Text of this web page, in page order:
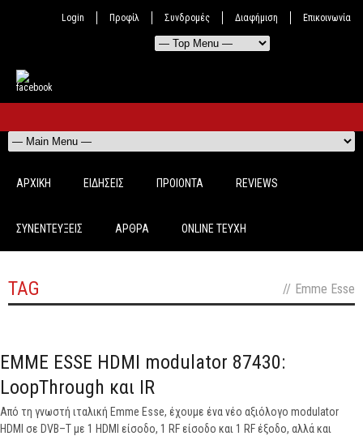
Login Προφίλ Συνδρομές Διαφήμιση Επικοινωνία
ΑΡΧΙΚΗ ΕΙΔΗΣΕΙΣ ΠΡΟΙΟΝΤΑ REVIEWS
ΣΥΝΕΝΤΕΥΞΕΙΣ ΑΡΘΡΑ ONLINE TEYXH
TAG // Emme Esse
EMME ESSE HDMI modulator 87430:
LoopThrough και IR
Από τη γνωστή ιταλική Emme Esse, έχουμε ένα νέο αξιόλογο modulator
HDMI σε DVB–T με 1 HDMI είσοδο, 1 RF είσοδο και 1 RF έξοδο, αλλά και